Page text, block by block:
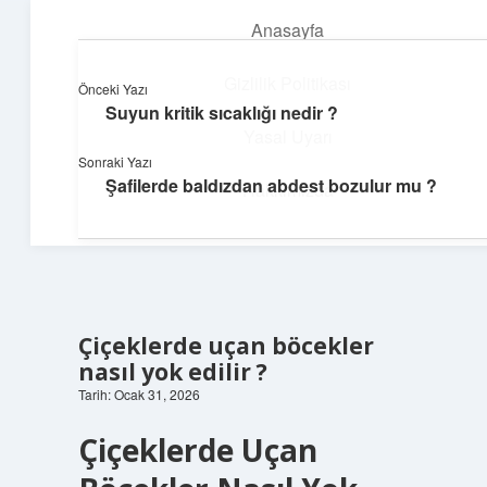
Anasayfa
Hakkımızda
Günlük Hatırlatmalar
Keyifli vakit için kısa ve eğlenceli içerikler.
Çiçeklerde uçan böcekler
nasıl yok edilir ?
Tarih: Ocak 31, 2026
Çiçeklerde Uçan
Önceki Yazı
Suyun kritik sıcaklığı nedir ?
Sonraki Yazı
Şafilerde baldızdan abdest bozulur mu ?